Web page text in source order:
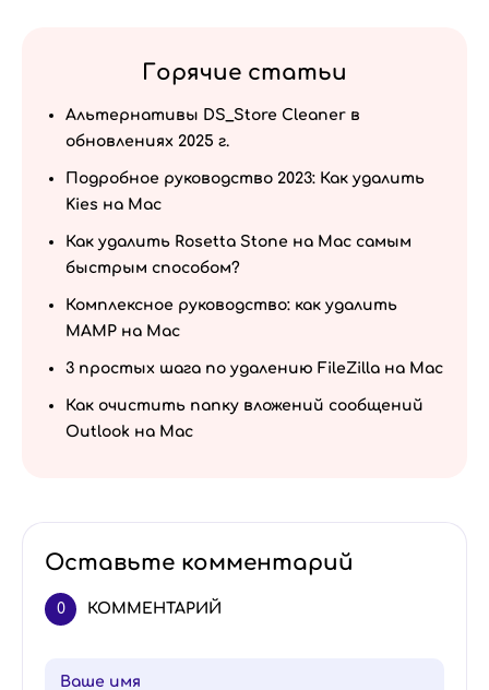
Горячие статьи
Альтернативы DS_Store Cleaner в
обновлениях 2025 г.
Подробное руководство 2023: Как удалить
Kies на Mac
Как удалить Rosetta Stone на Mac самым
быстрым способом?
Комплексное руководство: как удалить
MAMP на Mac
3 простых шага по удалению FileZilla на Mac
Как очистить папку вложений сообщений
Outlook на Mac
Оставьте комментарий
0 КОММЕНТАРИЙ